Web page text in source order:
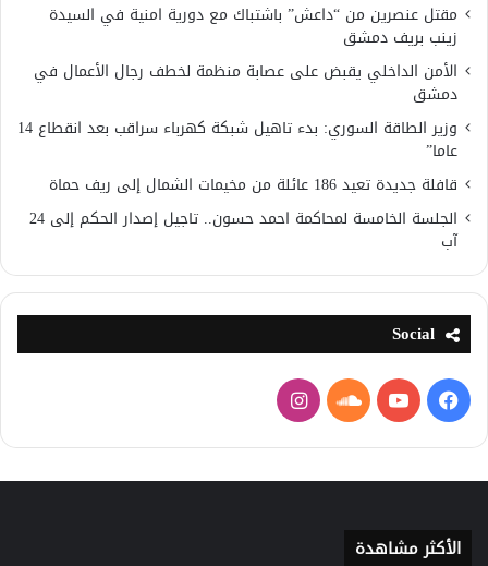
مقتل عنصرين من “داعش” باشتباك مع دورية امنية في السيدة
زينب بريف دمشق
الأمن الداخلي يقبض على عصابة منظمة لخطف رجال الأعمال في
دمشق
وزير الطاقة السوري: بدء تاهيل شبكة كهرباء سراقب بعد انقطاع 14
عاما”
قافلة جديدة تعيد 186 عائلة من مخيمات الشمال إلى ريف حماة
الجلسة الخامسة لمحاكمة احمد حسون.. تاجيل إصدار الحكم إلى 24
آب
Social
فيسبوكيوتيوبساوند
كلاود
انستقرام
الأكثر مشاهدة